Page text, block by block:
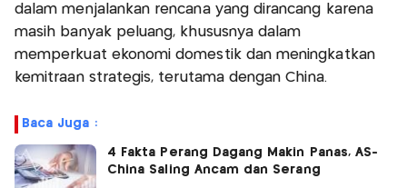
dalam menjalankan rencana yang dirancang karena
masih banyak peluang, khususnya dalam
memperkuat ekonomi domestik dan meningkatkan
kemitraan strategis, terutama dengan China.
Baca Juga :
4 Fakta Perang Dagang Makin Panas, AS-
China Saling Ancam dan Serang